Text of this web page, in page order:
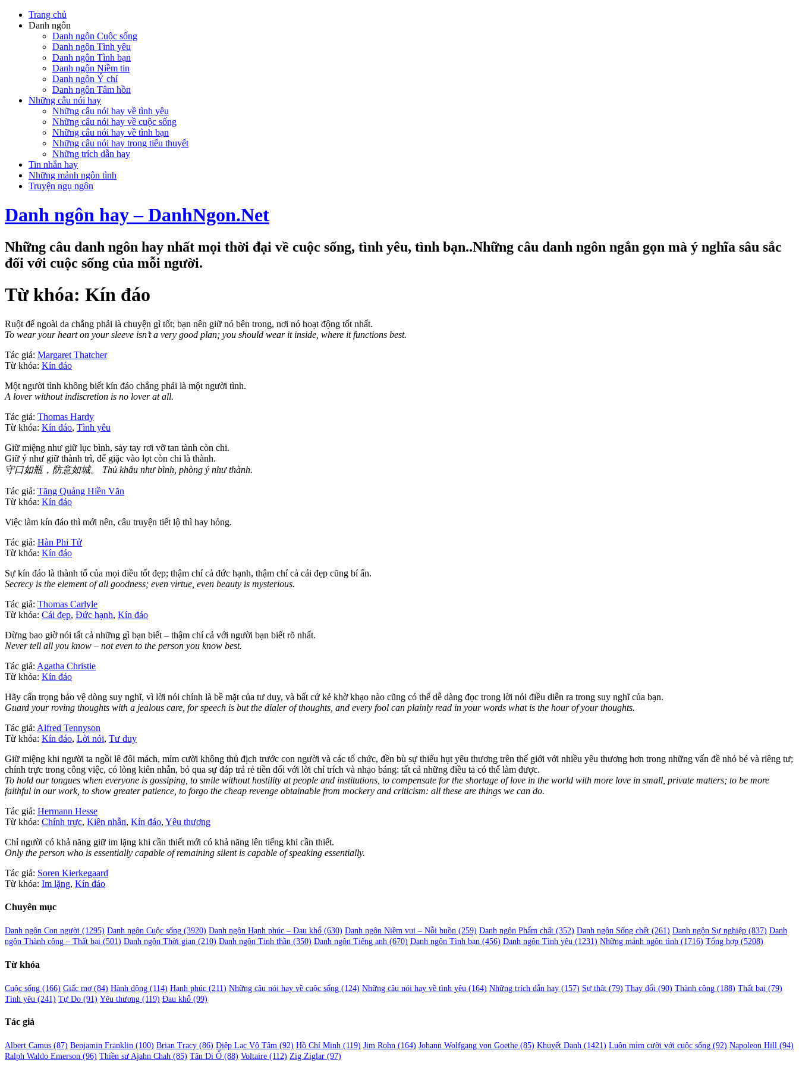
Trang chủ
Danh ngôn
Danh ngôn Cuộc sống
Danh ngôn Tình yêu
Danh ngôn Tình bạn
Danh ngôn Niềm tin
Danh ngôn Ý chí
Danh ngôn Tâm hồn
Những câu nói hay
Những câu nói hay về tình yêu
Những câu nói hay về cuộc sống
Những câu nói hay về tình bạn
Những câu nói hay trong tiểu thuyết
Những trích dẫn hay
Tin nhắn hay
Những mảnh ngôn tình
Truyện ngụ ngôn
Danh ngôn hay – DanhNgon.Net
Những câu danh ngôn hay nhất mọi thời đại về cuộc sống, tình yêu, tình bạn..Những câu danh ngôn ngắn gọn mà ý nghĩa sâu sắc
đối với cuộc sống của mỗi người.
Từ khóa: Kín đáo
Ruột để ngoài da chẳng phải là chuyện gì tốt; bạn nên giữ nó bên trong, nơi nó hoạt động tốt nhất.
To wear your heart on your sleeve isn’t a very good plan; you should wear it inside, where it functions best.
Tác giả: Margaret Thatcher
Từ khóa: Kín đáo
Một người tình không biết kín đáo chẳng phải là một người tình.
A lover without indiscretion is no lover at all.
Tác giả: Thomas Hardy
Từ khóa: Kín đáo, Tình yêu
Giữ miệng như giữ lục bình, sảy tay rơi vỡ tan tành còn chi.
Giữ ý như giữ thành trì, để giặc vào lọt còn chi là thành.
守口如瓶，防意如城。 Thủ khẩu như bình, phòng ý như thành.
Tác giả: Tăng Quảng Hiền Văn
Từ khóa: Kín đáo
Việc làm kín đáo thì mới nên, câu truyện tiết lộ thì hay hỏng.
Tác giả: Hàn Phi Tử
Từ khóa: Kín đáo
Sự kín đáo là thành tố của mọi điều tốt đẹp; thậm chí cả đức hạnh, thậm chí cả cái đẹp cũng bí ẩn.
Secrecy is the element of all goodness; even virtue, even beauty is mysterious.
Tác giả: Thomas Carlyle
Từ khóa: Cái đẹp, Đức hạnh, Kín đáo
Đừng bao giờ nói tất cả những gì bạn biết – thậm chí cả với người bạn biết rõ nhất.
Never tell all you know – not even to the person you know best.
Tác giả: Agatha Christie
Từ khóa: Kín đáo
Hãy cẩn trọng bảo vệ dòng suy nghĩ, vì lời nói chính là bề mặt của tư duy, và bất cứ kẻ khờ khạo nào cũng có thể dễ dàng đọc trong lời nói điều diễn ra trong suy nghĩ của bạn.
Guard your roving thoughts with a jealous care, for speech is but the dialer of thoughts, and every fool can plainly read in your words what is the hour of your thoughts.
Tác giả: Alfred Tennyson
Từ khóa: Kín đáo, Lời nói, Tư duy
Giữ miệng khi người ta ngồi lê đôi mách, mỉm cười không thủ địch trước con người và các tổ chức, đền bù sự thiếu hụt yêu thương trên thế giới với nhiều yêu thương hơn trong những vấn đề nhỏ bé và riêng tư;
chính trực trong công việc, có lòng kiên nhẫn, bỏ qua sự đáp trả rẻ tiền đối với lời chỉ trích và nhạo báng: tất cả những điều ta có thể làm được.
To hold our tongues when everyone is gossiping, to smile without hostility at people and institutions, to compensate for the shortage of love in the world with more love in small, private matters; to be more
faithful in our work, to show greater patience, to forgo the cheap revenge obtainable from mockery and criticism: all these are things we can do.
Tác giả: Hermann Hesse
Từ khóa: Chính trực, Kiên nhẫn, Kín đáo, Yêu thương
Chỉ người có khả năng giữ im lặng khi cần thiết mới có khả năng lên tiếng khi cần thiết.
Only the person who is essentially capable of remaining silent is capable of speaking essentially.
Tác giả: Soren Kierkegaard
Từ khóa: Im lặng, Kín đáo
Chuyên mục
Danh ngôn Con người (1295) Danh ngôn Cuộc sống (3920) Danh ngôn Hạnh phúc – Đau khổ (630) Danh ngôn Niềm vui – Nỗi buồn (259) Danh ngôn Phẩm chất (352) Danh ngôn Sống chết (261) Danh ngôn Sự nghiệp (837) Danh
ngôn Thành công – Thất bại (501) Danh ngôn Thời gian (210) Danh ngôn Tinh thần (350) Danh ngôn Tiếng anh (670) Danh ngôn Tình bạn (456) Danh ngôn Tình yêu (1231) Những mảnh ngôn tình (1716) Tổng hợp (5208)
Từ khóa
Cuộc sống (166) Giấc mơ(84) Hành động (114) Hạnh phúc (211) Những câu nói hay về cuộc sống (124) Những câu nói hay về tình yêu (164) Những trích dẫn hay (157) Sự thật (79) Thay đổi (90) Thành công (188) Thất bại (79)
Tình yêu (241) Tự Do (91) Yêu thương (119) Đau khổ (99)
Tác giả
Albert Camus (87) Benjamin Franklin (100) Brian Tracy (86) Diệp Lạc Vô Tâm (92) Hồ Chí Minh (119) Jim Rohn (164) Johann Wolfgang von Goethe (85) Khuyết Danh (1421) Luôn mỉm cười với cuộc sống (92) Napoleon Hill (94)
Ralph Waldo Emerson (96) Thiền sư Ajahn Chah (85) Tân Di Ổ (88) Voltaire (112) Zig Ziglar (97)